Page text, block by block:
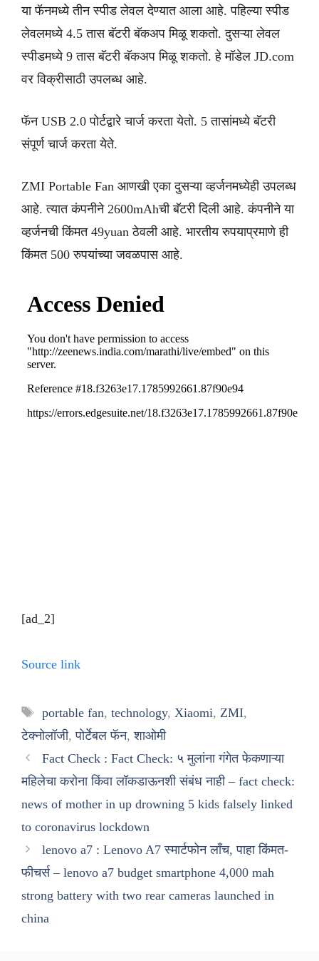
या फॅनमध्ये तीन स्पीड लेवल देण्यात आला आहे. पहिल्या स्पीड
लेवलमध्ये 4.5 तास बॅटरी बॅकअप मिळू शकतो. दुसऱ्या लेवल
स्पीडमध्ये 9 तास बॅटरी बॅकअप मिळू शकतो. हे मॉडेल JD.com
वर विक्रीसाठी उपलब्ध आहे.
फॅन USB 2.0 पोर्टद्वारे चार्ज करता येतो. 5 तासांमध्ये बॅटरी
संपूर्ण चार्ज करता येते.
ZMI Portable Fan आणखी एका दुसऱ्या व्हर्जनमध्येही उपलब्ध
आहे. त्यात कंपनीने 2600mAhची बॅटरी दिली आहे. कंपनीने या
व्हर्जनची किंमत 49yuan ठेवली आहे. भारतीय रुपयाप्रमाणे ही
किंमत 500 रुपयांच्या जवळपास आहे.
[ad_2]
Source link
Tags
portable fan, technology, Xiaomi, ZMI,
टेक्नोलॉजी,पोर्टेबल फॅन,शाओमी
Fact Check : Fact Check: ५ मुलांना गंगेत फेकणाऱ्या
महिलेचा करोना किंवा लॉकडाऊनशी संबंध नाही – fact check:
news of mother in up drowning 5 kids falsely linked
to coronavirus lockdown
lenovo a7 : Lenovo A7 स्मार्टफोन लाँच, पाहा किंमत-
फीचर्स – lenovo a7 budget smartphone 4,000 mah
strong battery with two rear cameras launched in
china